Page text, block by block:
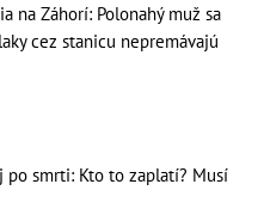
na Záhorí: Polonahý muž sa
cez stanicu nepremávajú
smrti: Kto to zaplatí? Musí